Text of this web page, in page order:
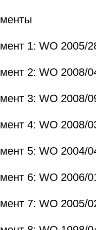
1: WO 2005/
2: WO 2008/
3: WO 2008/
4: WO 2008/
5: WO 2004/
6: WO 2006/
7: WO 2005/